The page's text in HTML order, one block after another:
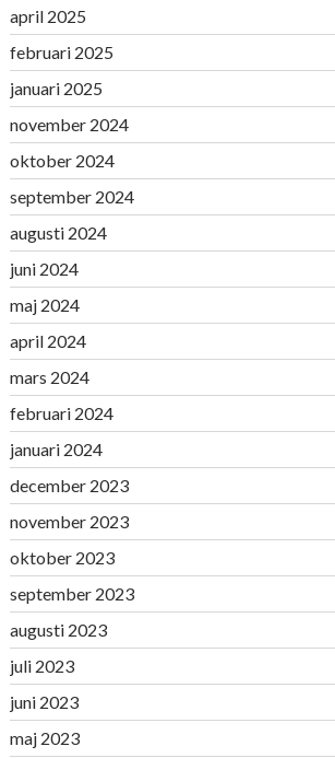
april 2025
februari 2025
januari 2025
november 2024
oktober 2024
september 2024
augusti 2024
juni 2024
maj 2024
april 2024
mars 2024
februari 2024
januari 2024
december 2023
november 2023
oktober 2023
september 2023
augusti 2023
juli 2023
juni 2023
maj 2023